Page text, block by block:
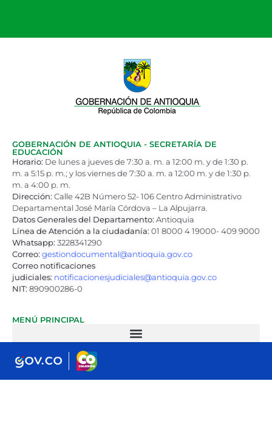
GOBERNACIÓN DE ANTIOQUIA - SECRETARÍA DE
EDUCACIÓN
Horario: De lunes a jueves de 7:30 a. m. a 12:00 m. y de 1:30 p.
m. a 5:15 p. m.; y los viernes de 7:30 a. m. a 12:00 m. y de 1:30 p.
m. a 4:00 p. m.
Dirección: Calle 42B Número 52- 106 Centro Administrativo
Departamental José María Córdova – La Alpujarra.
Datos Generales del Departamento: Antioquia
Línea de Atención a la ciudadanía: 01 8000 4 19000- 409 9000
Whatsapp: 3228341290
Correo: gestiondocumental@antioquia.gov.co
Correo notificaciones
judiciales: notificacionesjudiciales@antioquia.gov.co
NIT: 890900286-0
MENÚ PRINCIPAL